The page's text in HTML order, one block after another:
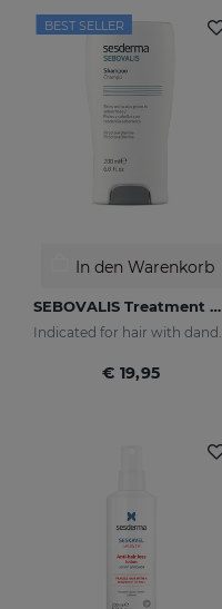
BEST SELLER
In den Warenkorb
SEBOVALIS Treatment Shampoo
€ 19,95